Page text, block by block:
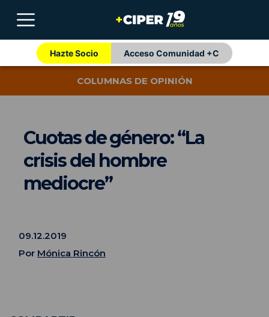
Hazte Socio Acceso Comunidad +C
COLUMNAS DE OPINIÓN
Cuotas de género: “La
crisis del hombre
mediocre”
09.12.2019
Por Mónica Rincón